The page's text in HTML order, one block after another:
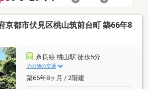
京都市伏見区桃山筑前台町 築66年8
奈良線 桃山駅 徒歩5分
その他の交通
築66年8ヶ月 / 2階建